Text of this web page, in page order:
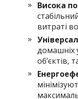
Висока
витраті
домашніх
об’єктів,